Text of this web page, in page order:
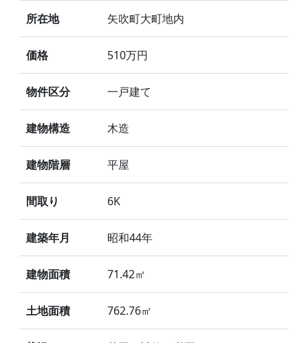
所在地 矢吹町大町地内
価格 510万円
物件区分 一戸建て
建物構造 木造
建物階層 平屋
間取り 6K
建築年月 昭和44年
建物面積 71.42㎡
土地面積 762.76㎡